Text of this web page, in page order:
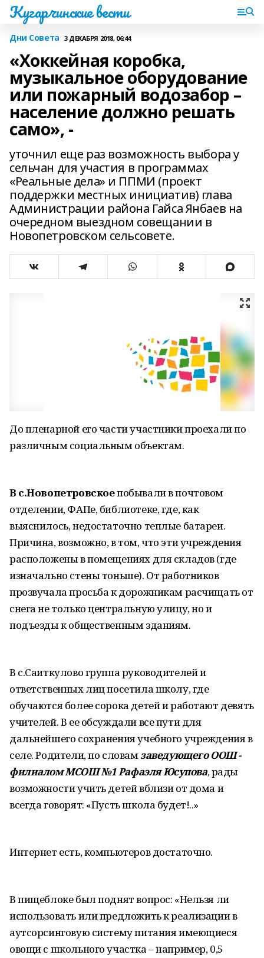
Кугарчинские вести
Дни Совета 3 ДЕКАБРЯ 2018, 06:44
«Хоккейная коробка,
музыкальное оборудование
или пожарный водозабор –
население должно решать
само», -
уточнил еще раз возможность выбора у
сельчан для участия в программах
«Реальные дела» и ППМИ (проект
поддержки местных инициатив) глава
Администрации района Гайса Янбаев на
очередном выездном совещании в
Новопетровском сельсовете.
До пленарной его части участники проехали по
различным социальным объектам.
В с.Новопетровскоепобывали в почтовом
отделении, ФАПе, библиотеке, где, как
выяснилось, недостаточно теплые батареи.
Причина, возможно, в том, что эти учреждения
расположены в помещениях для складов (где
изначально стены тоньше). От работников
прозвучала просьба к дорожникам расчищать от
снега не только центральную улицу, но и
подъезды к общественным зданиям.
В с.Саиткулово группа руководителей и
ответственных лиц посетила школу, где
обучаются более сорока детей и работают девять
учителей. В ее обсуждали все пути для
дальнейшего сохранения учебного учреждения в
селе. Родители, по словамзаведующего ООШ -
филиалом МСОШ №1 Рафаэля Юсупова, рады
возможности учить детей вблизи от дома и
всегда говорят: «Пусть школа будет!..»
Интернет есть, компьютеров достаточно.
В пищеблоке был поднят вопрос: «Нельзя ли
использовать или предложить к реализации в
аутсорсинговую систему питания имеющиеся
овощи с школьного участка – например, 0,5